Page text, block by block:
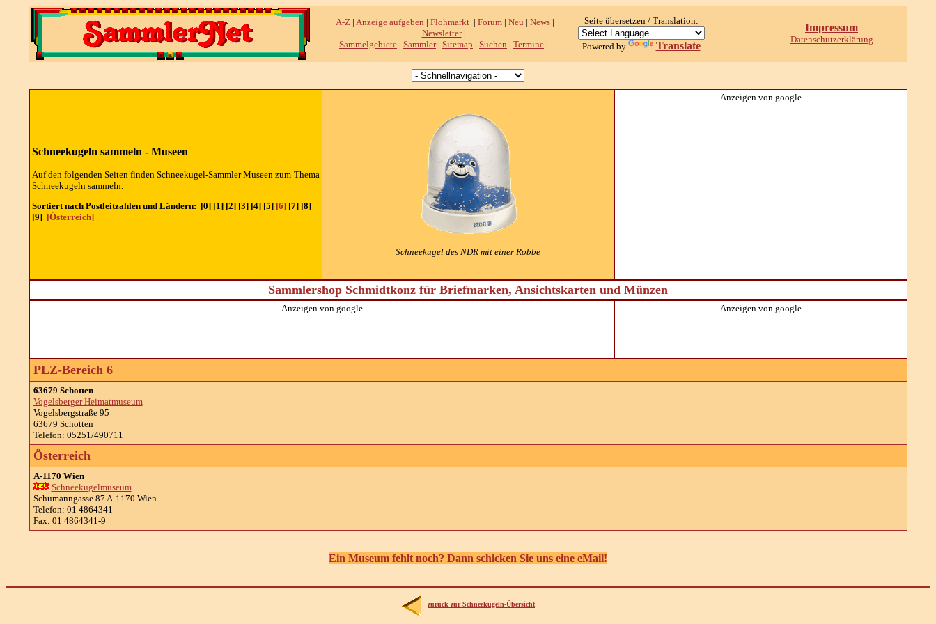
A-Z| Anzeige aufgeben | Flohmarkt| Forum| Neu | News|
Newsletter|
Sammelgebiete | Sammler| Sitemap | Suchen | Termine |
Seite übersetzen / Translation:
Powered by Translate
Impressum
Datenschutzerklärung
Schneekugeln sammeln - Museen
Auf den folgenden Seiten finden Schneekugel-Sammler Museen zum Thema
Schneekugeln sammeln.
Sortiert nach Postleitzahlen und Ländern: [0] [1] [2] [3] [4] [5] [6][7] [8]
[9] [Österreich]
Schneekugel des NDR mit einer Robbe
Anzeigen von google
Sammlershop Schmidtkonz für Briefmarken, Ansichtskarten und Münzen
Anzeigen von google Anzeigen von google
PLZ-Bereich 6
63679 Schotten
Vogelsberger Heimatmuseum
Vogelsbergstraße 95
63679 Schotten
Telefon: 05251/490711
Österreich
A-1170 Wien
Schneekugelmuseum
Schumanngasse 87 A-1170 Wien
Telefon: 01 4864341
Fax: 01 4864341-9
Ein Museum fehlt noch? Dann schicken Sie uns eine eMail!
zurück zur Schneekugeln-Übersicht